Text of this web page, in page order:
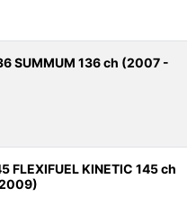
SUMMUM 136 ch (2007 -
FLEXIFUEL KINETIC 145 ch